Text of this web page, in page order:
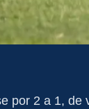
por 2 a 1,